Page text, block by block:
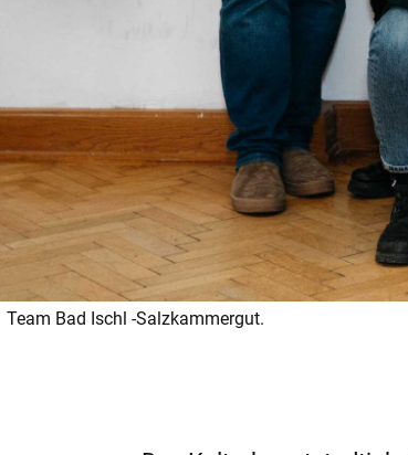
Team Bad Ischl -Salzkammergut.